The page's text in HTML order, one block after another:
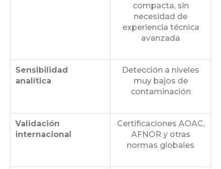
compacta, sin
necesidad de
experiencia técnica
avanzada
Sensibilidad
analítica
Detección a niveles
muy bajos de
contaminación
Validación
internacional
Certificaciones AOAC,
AFNOR y otras
normas globales